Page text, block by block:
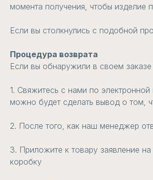
момента получения, чтобы изделие
Если вы столкнулись с подобной
Процедура возврата
Если вы обнаружили в своем
1. Свяжитесь с нами по электронной
можно будет сделать вывод о том,
2. После того, как наш менеджер
3. Приложите к товару заявление
коробку